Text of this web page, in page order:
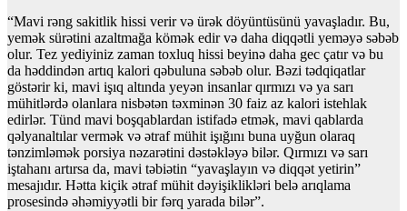
“Mavi rəng sakitlik hissi verir və ürək döyüntüsünü yavaşladır. Bu,
yemək sürətini azaltmağa kömək edir və daha diqqətli yeməyə səbəb
olur. Tez yediyiniz zaman toxluq hissi beyinə daha gec çatır və bu
da həddindən artıq kalori qəbuluna səbəb olur. Bəzi tədqiqatlar
göstərir ki, mavi işıq altında yeyən insanlar qırmızı və ya sarı
mühitlərdə olanlara nisbətən təxminən 30 faiz az kalori istehlak
edirlər. Tünd mavi boşqablardan istifadə etmək, mavi qablarda
qəlyanaltılar vermək və ətraf mühit işığını buna uyğun olaraq
tənzimləmək porsiya nəzarətini dəstəkləyə bilər. Qırmızı və sarı
iştahanı artırsa da, mavi təbiətin “yavaşlayın və diqqət yetirin”
mesajıdır. Hətta kiçik ətraf mühit dəyişiklikləri belə arıqlama
prosesində əhəmiyyətli bir fərq yarada bilər”.